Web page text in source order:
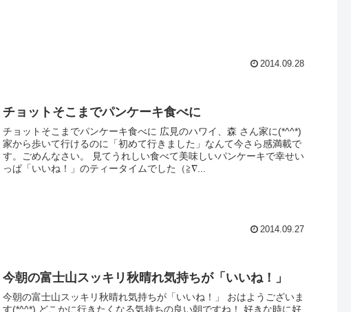
2014.09.28
チョットそこまでパンケーキ食べに
チョットそこまでパンケーキ食べに 広見のハワイ、森 さん家に(*^^*)
家から歩いて行けるのに「初めて行きました」なんて今さら感満載で
す。ごめんなさい。 見てうれしい食べて美味しいパンケーキで幸せい
っぱ「いいね！」のティータイムでした（≧∇...
2014.09.27
今朝の富士山スッキリ秋晴れ気持ちが「いいね！」
今朝の富士山スッキリ秋晴れ気持ちが「いいね！」 おはようございま
す(*^^*) どこかに行きたくなる気持ちの良い朝ですね！ 好きな時に好